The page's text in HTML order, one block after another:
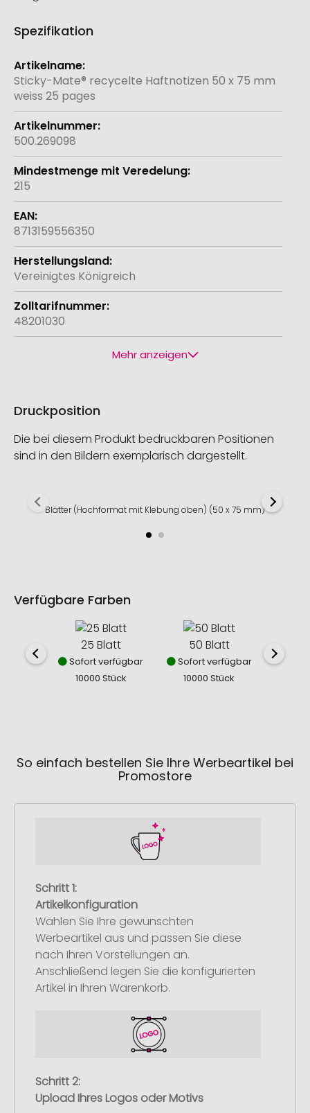
Spezifikation
Weitere
Informationen
Sticky-Mate® recycelte Haftnotizen 50 x 75 mm
weiss 25 pages
500.269098
215
8713159556350
Vereinigtes Königreich
48201030
Mehr anzeigen
Druckposition
Die bei diesem Produkt bedruckbaren Positionen
sind in den Bildern exemplarisch dargestellt.
Blätter (Hochformat mit Klebung oben) (50 x 75 mm)
Verfügbare Farben
25 Blatt
Sofort verfügbar
10000 Stück
50 Blatt
Sofort verfügbar
10000 Stück
So einfach bestellen Sie Ihre Werbeartikel bei
Promostore
Schritt 1:
Artikelkonfiguration
Wählen Sie Ihre gewünschten
Werbeartikel aus und passen Sie diese
nach Ihren Vorstellungen an.
Anschließend legen Sie die konfigurierten
Artikel in Ihren Warenkorb.
Schritt 2:
Upload Ihres Logos oder Motivs